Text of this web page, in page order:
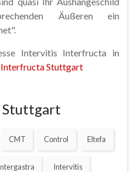
Äußeren ein
Intervitis Interfructa in
Stuttgart
Stuttgart
CMT Control Eltefa
Intervitis